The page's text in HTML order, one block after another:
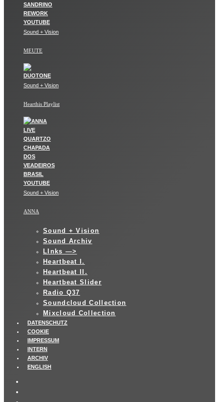
Sound + Vision
MEUTE
Sound + Vision
Hearthis Playlist
Sound + Vision
ANNA
Sound + Vision
Sound Archiv
LInks —>
Heartbeat I.
Heartbeat II.
Heartbeat Slider
Radio Q37
Soundcloud Collection
Mixcloud Collection
DATENSCHUTZ
COOKIE
IMPRESSUM
INTERN
ARCHIV
ENGLISH